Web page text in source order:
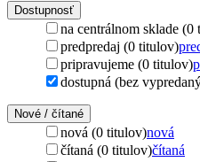
Dostupnosť
na centrálnom sklade (0
predpredaj (0 titulov)
pripravujeme (0 titulov)
dostupná (bez
Nové / čítané
nová (0 titulov)nová
čítaná (0 titulov)čítaná